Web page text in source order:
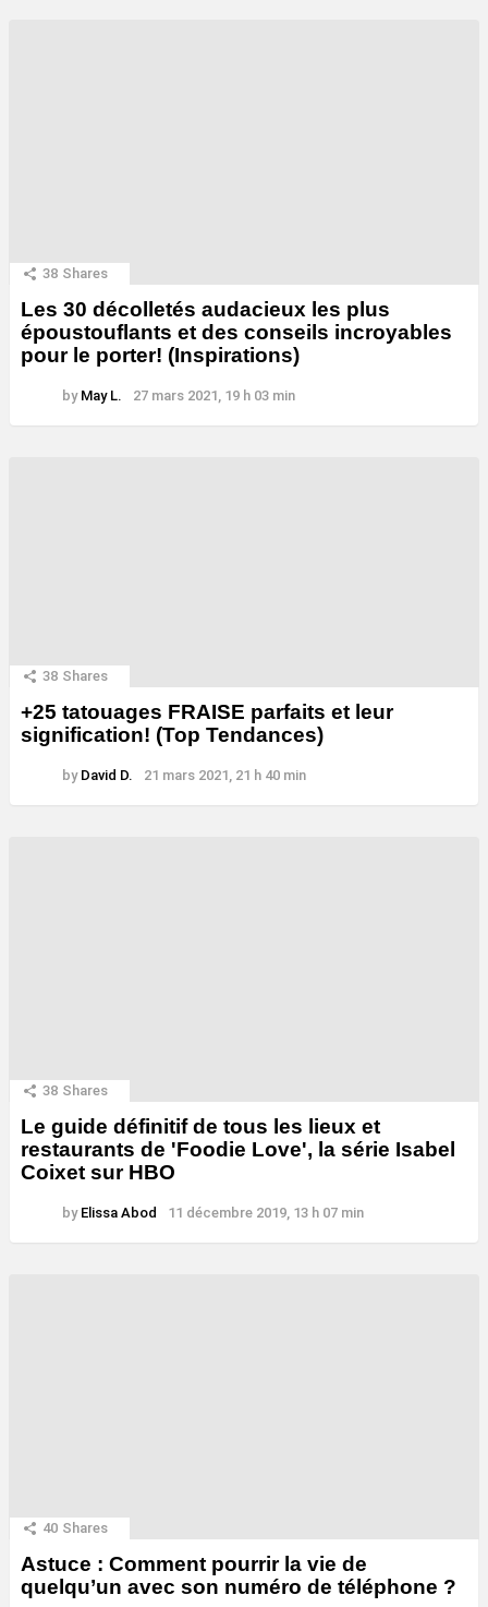
38 Shares
Les 30 décolletés audacieux les plus
époustouflants et des conseils incroyables
pour le porter! (Inspirations)
by May L. 27 mars 2021, 19 h 03 min
38 Shares
+25 tatouages ​​FRAISE parfaits et leur
signification! (Top Tendances)
by David D. 21 mars 2021, 21 h 40 min
38 Shares
Le guide définitif de tous les lieux et
restaurants de 'Foodie Love', la série Isabel
Coixet sur HBO
by Elissa Abod 11 décembre 2019, 13 h 07 min
40 Shares
Astuce : Comment pourrir la vie de
quelqu’un avec son numéro de téléphone ?